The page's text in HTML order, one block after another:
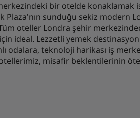
bir otelde konaklamak
Plaza'nın sunduğu sekiz modern
oteller Londra şehir
ideal. Lezzetli yemek
odalara, teknoloji harikası iş
misafir beklentilerinin